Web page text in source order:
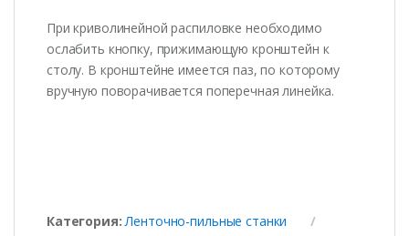
При криволинейной распиловке необходимо
ослабить кнопку, прижимающую кронштейн к
столу. В кронштейне имеется паз, по которому
вручную поворачивается поперечная линейка.
Категория:Ленточно-пильные станки